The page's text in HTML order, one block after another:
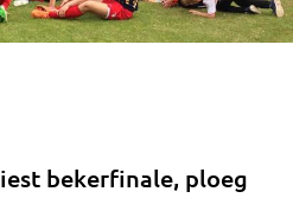
bekerfinale, ploeg